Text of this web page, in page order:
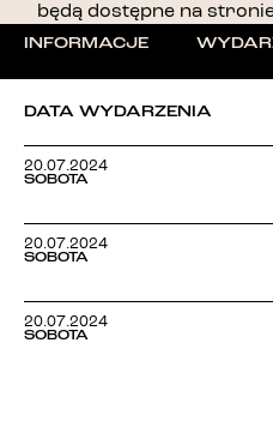
będą dostępne na
INFORMACJE
DATA WYDARZENIA
20.07.2024
SOBOTA
20.07.2024
SOBOTA
20.07.2024
SOBOTA